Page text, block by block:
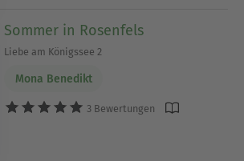
Sommer in Rosenfels
Liebe am Königssee 2
Mona Benedikt
3 Bewertungen